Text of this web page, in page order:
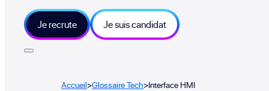
Je recrute Je suis candidat
Accueil>Glossaire Tech>Interface HMI